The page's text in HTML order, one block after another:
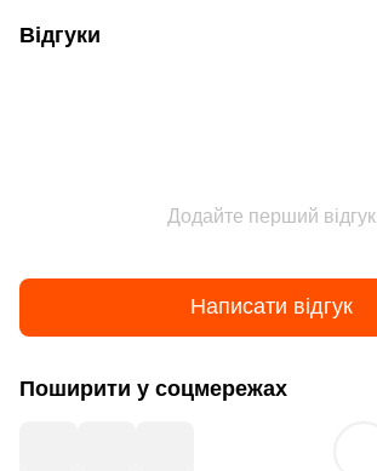
Відгуки
Додайте перший відгук
Написати відгук
Поширити у соцмережах